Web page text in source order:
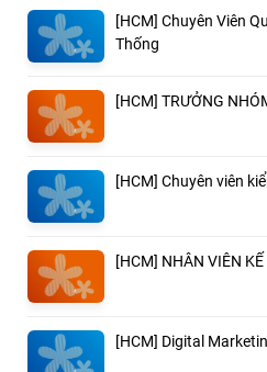
[HCM] Chuyên Viên
Thống
[HCM] TRƯỞNG
[HCM] Chuyên viên
[HCM] NHÂN VIÊN KẾ
[HCM] Digital